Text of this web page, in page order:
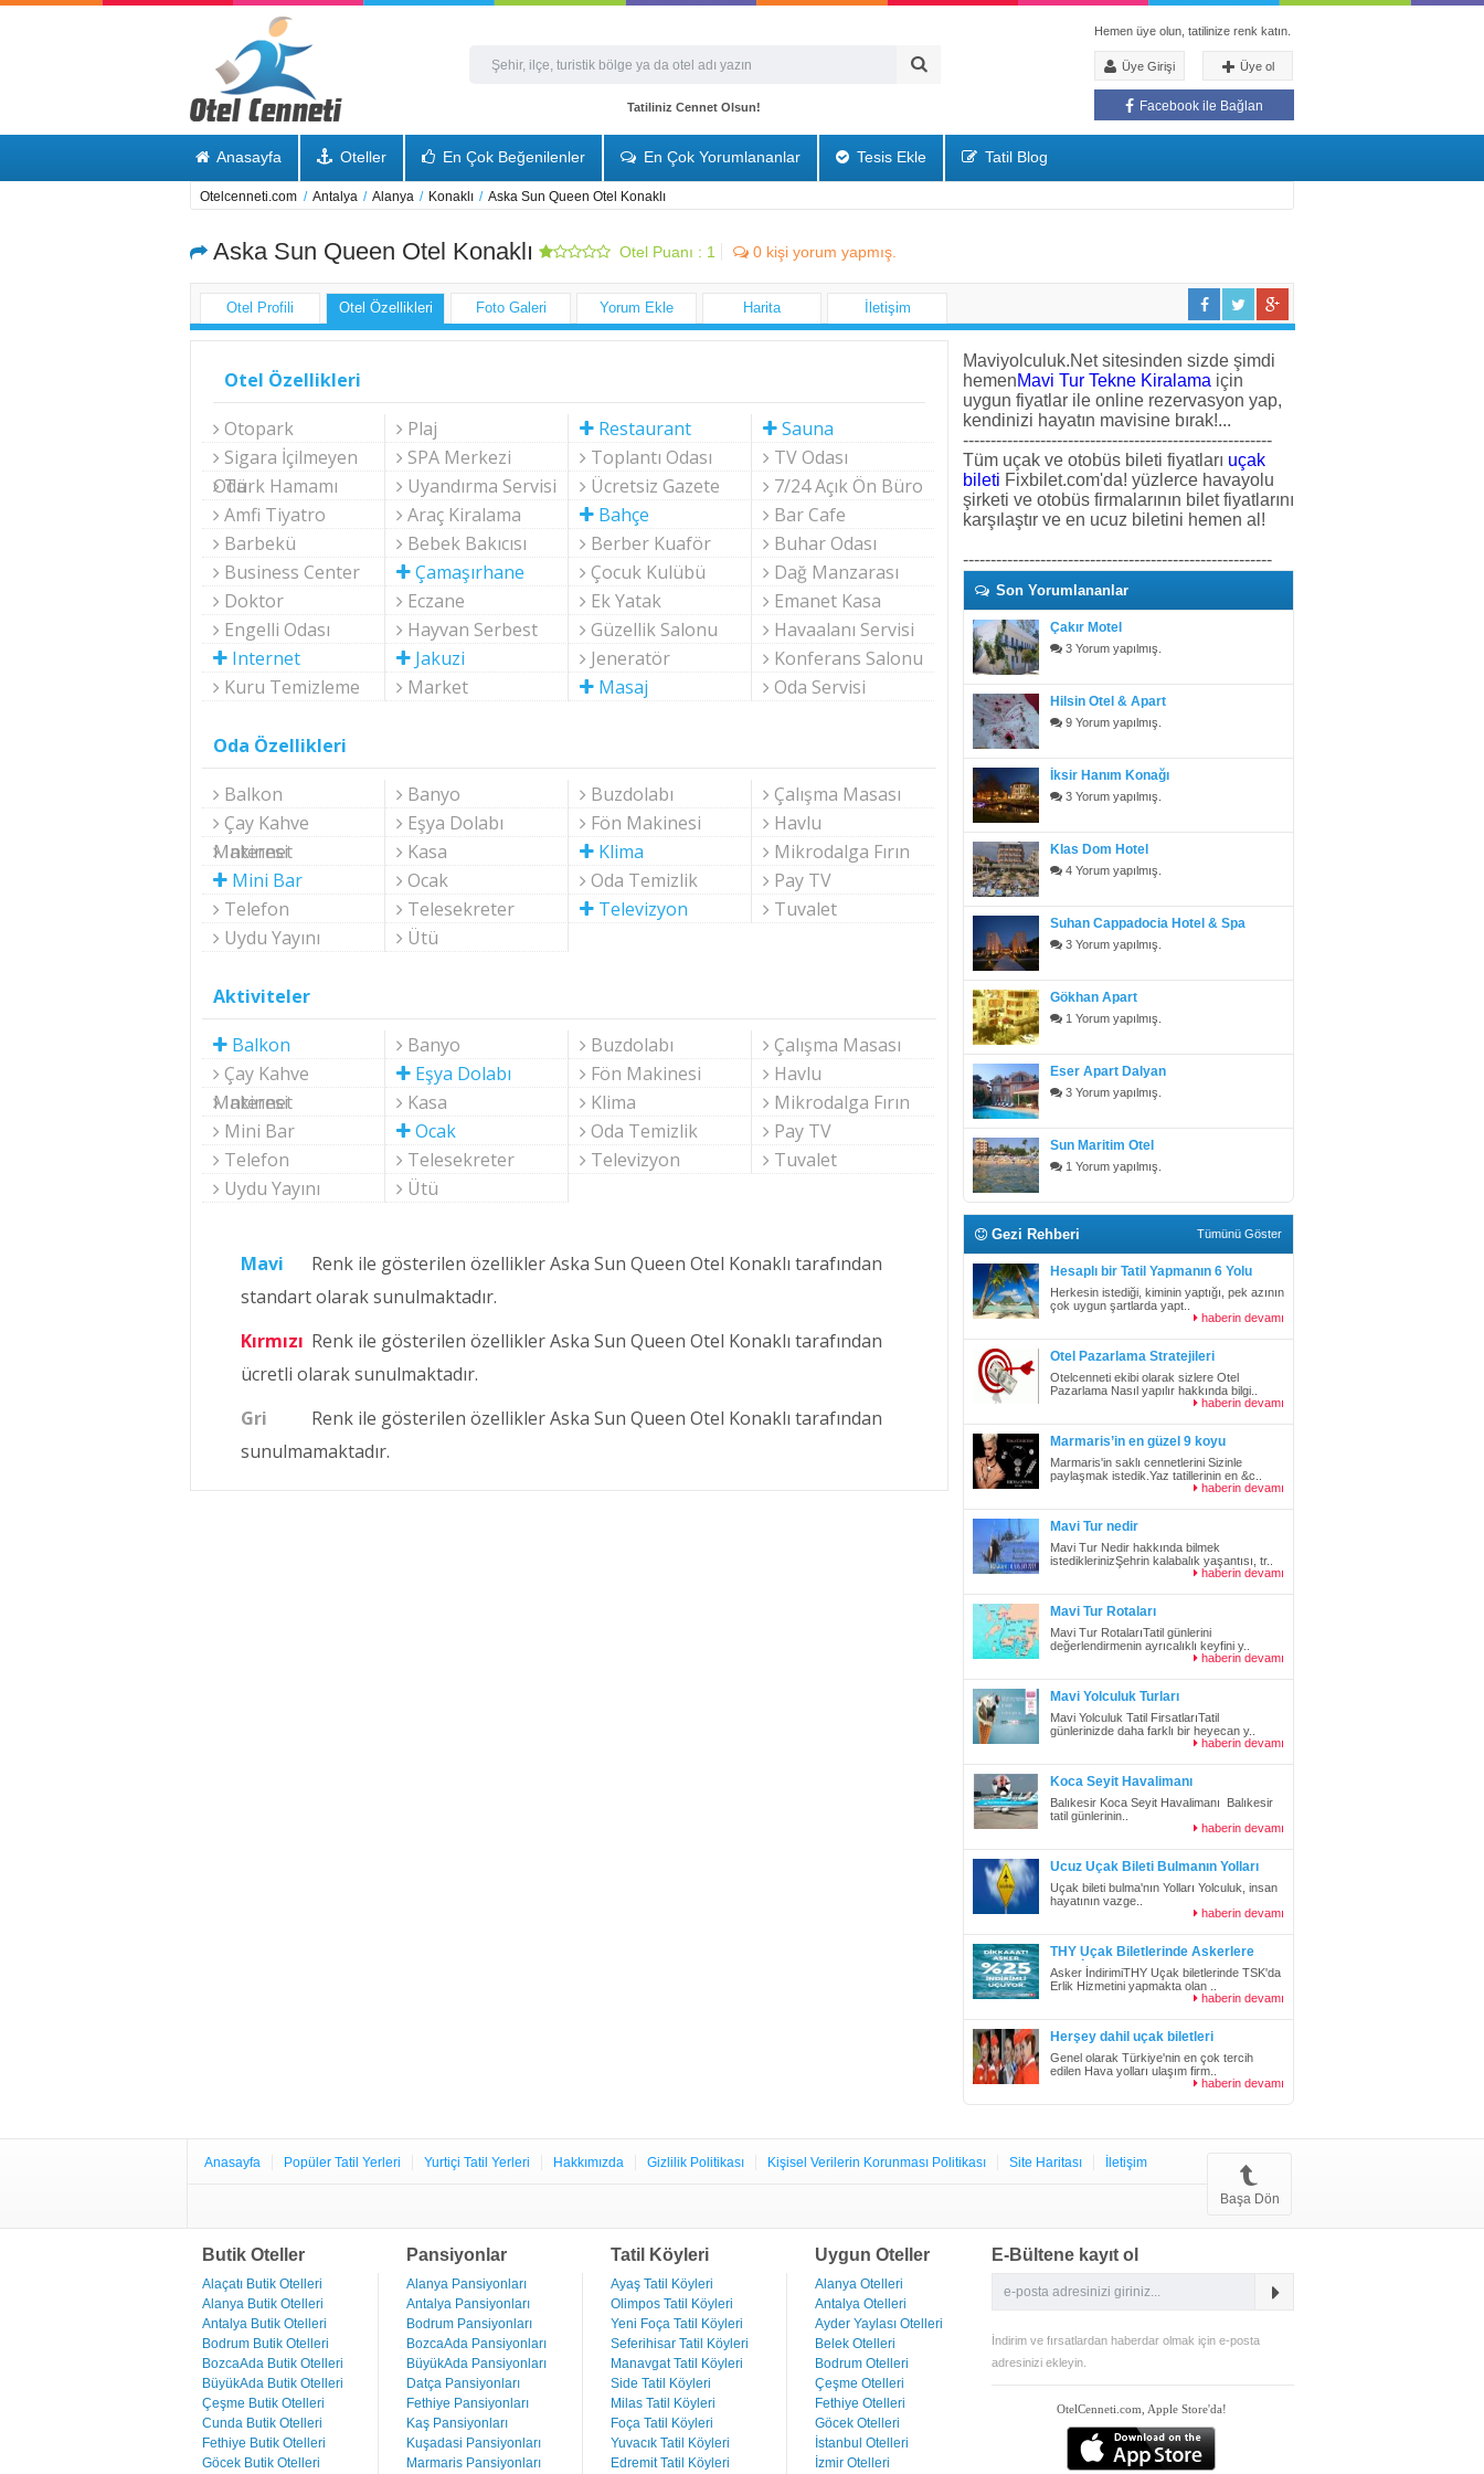
Tatiliniz Cennet Olsun!
Hemen üye olun, tatilinize renk katın.
Üye Girişi Üye ol
Facebook ile Bağlan
Anasayfa Oteller En Çok Beğenilenler En Çok Yorumlananlar Tesis Ekle Tatil Blog
Otelcenneti.com / Antalya / Alanya / Konaklı / Aska Sun Queen Otel Konaklı
Aska Sun Queen Otel Konaklı Otel Puanı : 1 0 kişi yorum yapmış.
Otel Profili Otel Özellikleri Foto Galeri Yorum Ekle Harita İletişim
Otel Özellikleri
Otopark
Plaj Restaurant
Sauna
Sigara İçilmeyen
Oda
SPA Merkezi Toplantı Odası
TV Odası
Türk Hamamı
Uyandırma Servisi Ücretsiz Gazete
7/24 Açık Ön Büro
Amfi Tiyatro
Araç Kiralama Bahçe
Bar Cafe
Barbekü
Bebek Bakıcısı Berber Kuaför
Buhar Odası
Business Center
Çamaşırhane Çocuk Kulübü
Dağ Manzarası
Doktor
Eczane Ek Yatak
Emanet Kasa
Engelli Odası
Hayvan Serbest Güzellik Salonu
Havaalanı Servisi
Internet
Jakuzi Jeneratör
Konferans Salonu
Kuru Temizleme
Market Masaj Oda Servisi
Oda Özellikleri
Balkon
Banyo Buzdolabı
Çalışma Masası
Çay Kahve
Makinesi
Eşya Dolabı Fön Makinesi
Havlu
Internet
Kasa Klima
Mikrodalga Fırın
Mini Bar
Ocak Oda Temizlik
Pay TV
Telefon
Telesekreter Televizyon
Tuvalet
Uydu Yayını
Ütü
Aktiviteler
Balkon
Banyo Buzdolabı
Çalışma Masası
Çay Kahve
Makinesi
Eşya Dolabı Fön Makinesi
Havlu
Internet
Kasa Klima
Mikrodalga Fırın
Mini Bar
Ocak Oda Temizlik
Pay TV
Telefon
Telesekreter Televizyon
Tuvalet
Uydu Yayını
Ütü
Mavi
Renk ile gösterilen özellikler Aska Sun Queen Otel Konaklı tarafından
standart olarak sunulmaktadır.
Kırmızı Renk ile gösterilen özellikler Aska Sun Queen Otel Konaklı tarafından
ücretli olarak sunulmaktadır.
Gri
Renk ile gösterilen özellikler Aska Sun Queen Otel Konaklı tarafından
sunulmamaktadır.
Maviyolculuk.Net sitesinden sizde şimdi
hemenMavi Tur Tekne Kiralama için
uygun fiyatlar ile online rezervasyon yap,
kendinizi hayatın mavisine bırak!...
--------------------------------------------------------
Tüm uçak ve otobüs bileti fiyatları uçak
bileti Fixbilet.com'da! yüzlerce havayolu
şirketi ve otobüs firmalarının bilet fiyatlarını
karşılaştır ve en ucuz biletini hemen al!
--------------------------------------------------------
Son Yorumlananlar
Çakır Motel
3 Yorum yapılmış.
Hilsin Otel & Apart
9 Yorum yapılmış.
İksir Hanım Konağı
3 Yorum yapılmış.
Klas Dom Hotel
4 Yorum yapılmış.
Suhan Cappadocia Hotel & Spa
3 Yorum yapılmış.
Gökhan Apart
1 Yorum yapılmış.
Eser Apart Dalyan
3 Yorum yapılmış.
Sun Maritim Otel
1 Yorum yapılmış.
Gezi Rehberi Tümünü Göster
Hesaplı bir Tatil Yapmanın 6 Yolu
Herkesin istediği, kiminin yaptığı, pek azının
çok uygun şartlarda yapt..
haberin devamı
Otel Pazarlama Stratejileri
Otelcenneti ekibi olarak sizlere Otel
Pazarlama Nasıl yapılır hakkında bilgi..
haberin devamı
Marmaris’in en güzel 9 koyu
Marmaris'in saklı cennetlerini Sizinle
paylaşmak istedik.Yaz tatillerinin en &c..
haberin devamı
Mavi Tur nedir
Mavi Tur Nedir hakkında bilmek
istediklerinizŞehrin kalabalık yaşantısı, tr..
haberin devamı
Mavi Tur Rotaları
Mavi Tur RotalarıTatil günlerini
değerlendirmenin ayrıcalıklı keyfini y..
haberin devamı
Mavi Yolculuk Turları
Mavi Yolculuk Tatil FirsatlarıTatil
günlerinizde daha farklı bir heyecan y..
haberin devamı
Koca Seyit Havalimanı
Balıkesir Koca Seyit Havalimanı Balıkesir
tatil günlerinin..
haberin devamı
Ucuz Uçak Bileti Bulmanın Yolları
Uçak bileti bulma'nın Yolları Yolculuk, insan
hayatının vazge..
haberin devamı
THY Uçak Biletlerinde Askerlere
%25 İndirim
Asker İndirimiTHY Uçak biletlerinde TSK'da
Erlik Hizmetini yapmakta olan ..
haberin devamı
Herşey dahil uçak biletleri
Genel olarak Türkiye'nin en çok tercih
edilen Hava yolları ulaşım firm..
haberin devamı
Anasayfa Popüler Tatil Yerleri Yurtiçi Tatil Yerleri Hakkımızda Gizlilik Politikası Kişisel Verilerin Korunması Politikası Site Haritası İletişim
Başa Dön
Butik Oteller
Alaçatı Butik Otelleri
Alanya Butik Otelleri
Antalya Butik Otelleri
Bodrum Butik Otelleri
BozcaAda Butik Otelleri
BüyükAda Butik Otelleri
Çeşme Butik Otelleri
Cunda Butik Otelleri
Fethiye Butik Otelleri
Göcek Butik Otelleri
Pansiyonlar
Alanya Pansiyonları
Antalya Pansiyonları
Bodrum Pansiyonları
BozcaAda Pansiyonları
BüyükAda Pansiyonları
Datça Pansiyonları
Fethiye Pansiyonları
Kaş Pansiyonları
Kuşadasi Pansiyonları
Marmaris Pansiyonları
Tatil Köyleri
Ayaş Tatil Köyleri
Olimpos Tatil Köyleri
Yeni Foça Tatil Köyleri
Seferihisar Tatil Köyleri
Manavgat Tatil Köyleri
Side Tatil Köyleri
Milas Tatil Köyleri
Foça Tatil Köyleri
Yuvacık Tatil Köyleri
Edremit Tatil Köyleri
Uygun Oteller
Alanya Otelleri
Antalya Otelleri
Ayder Yaylası Otelleri
Belek Otelleri
Bodrum Otelleri
Çeşme Otelleri
Fethiye Otelleri
Göcek Otelleri
İstanbul Otelleri
İzmir Otelleri
E-Bültene kayıt ol
İndirim ve fırsatlardan haberdar olmak için e-posta
adresinizi ekleyin.
OtelCenneti.com, Apple Store'da!